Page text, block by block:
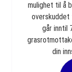
mulighet til å
overskuddet
går inntil
din